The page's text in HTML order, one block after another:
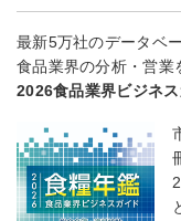
最新5万社のデータベー
食品業界の分析・営業
2026食品業界ビジネス